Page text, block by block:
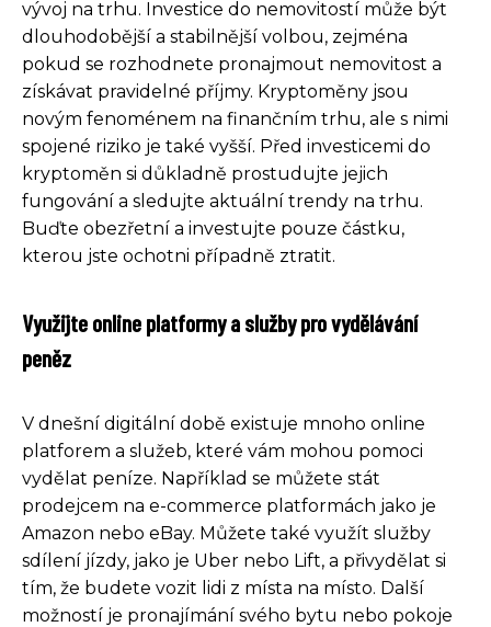
vývoj na trhu. Investice do nemovitostí může být
dlouhodobější a stabilnější volbou, zejména
pokud se rozhodnete pronajmout nemovitost a
získávat pravidelné příjmy. Kryptoměny jsou
novým fenoménem na finančním trhu, ale s nimi
spojené riziko je také vyšší. Před investicemi do
kryptoměn si důkladně prostudujte jejich
fungování a sledujte aktuální trendy na trhu.
Buďte obezřetní a investujte pouze částku,
kterou jste ochotni případně ztratit.
Využijte online platformy a služby pro vydělávání
peněz
V dnešní digitální době existuje mnoho online
platforem a služeb, které vám mohou pomoci
vydělat peníze. Například se můžete stát
prodejcem na e-commerce platformách jako je
Amazon nebo eBay. Můžete také využít služby
sdílení jízdy, jako je Uber nebo Lift, a přivydělat si
tím, že budete vozit lidi z místa na místo. Další
možností je pronajímání svého bytu nebo pokoje